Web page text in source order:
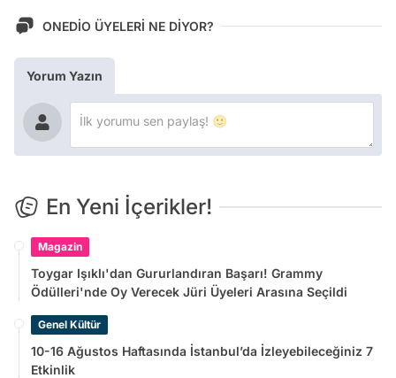
ONEDİO ÜYELERİ NE DİYOR?
Yorum Yazın
En Yeni İçerikler!
Magazin
Toygar Işıklı'dan Gururlandıran Başarı! Grammy
Ödülleri'nde Oy Verecek Jüri Üyeleri Arasına Seçildi
Genel Kültür
10-16 Ağustos Haftasında İstanbul’da İzleyebileceğiniz 7
Etkinlik